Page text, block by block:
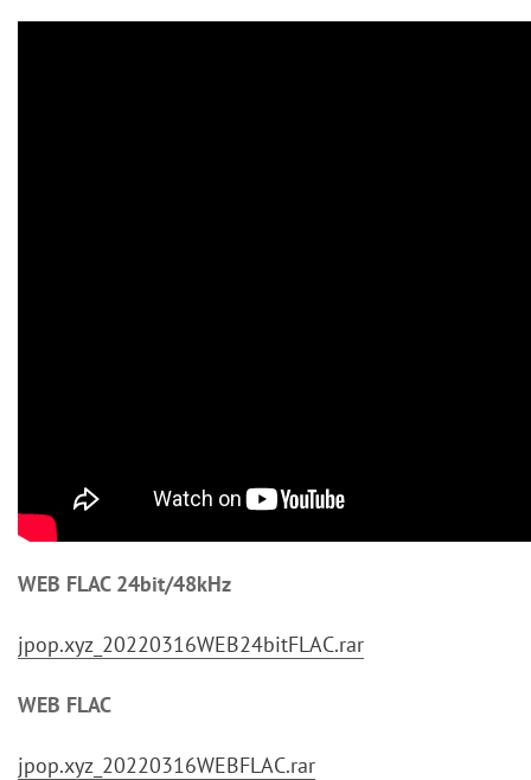
WEB FLAC 24bit/48kHz
jpop.xyz_20220316WEB24bitFLAC.rar
WEB FLAC
jpop.xyz_20220316WEBFLAC.rar